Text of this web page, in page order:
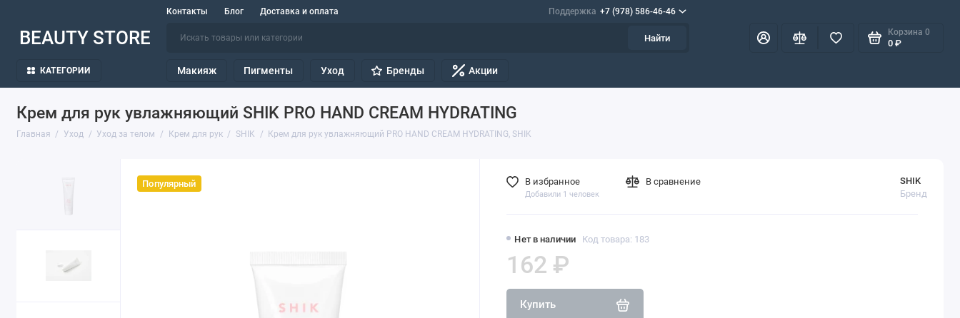
Контакты Блог Доставка и оплата Поддержка +7 (978) 586-46-46
BEAUTY STORE Найти
Корзина 0
0 ₽
КАТЕГОРИИ Макияж Пигменты Уход Бренды Акции
Крем для рук увлажняющий SHIK PRO HAND CREAM HYDRATING
Главная Уход Уход за телом Крем для рук SHIK Крем для рук увлажняющий PRO HAND CREAM HYDRATING, SHIK
Популярный
Нет в наличии Код товара: 183
SHIK
Бренд
162 ₽
Купить
В избранное
Добавили 1 человек
В сравнение